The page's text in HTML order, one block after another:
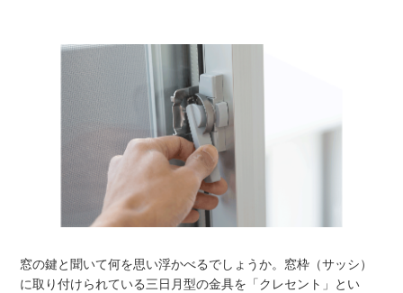
窓の鍵と聞いて何を思い浮かべるでしょうか。窓枠（サッシ）
に取り付けられている三日月型の金具を「クレセント」とい